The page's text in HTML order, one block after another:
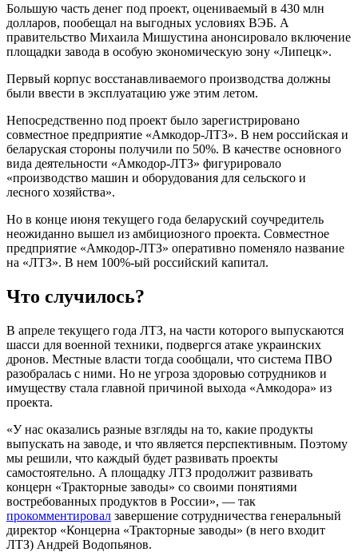
Большую часть денег под проект, оцениваемый в 430 млн
долларов, пообещал на выгодных условиях ВЭБ. А
правительство Михаила Мишустина анонсировало включение
площадки завода в особую экономическую зону «Липецк».
Первый корпус восстанавливаемого производства должны
были ввести в эксплуатацию уже этим летом.
Непосредственно под проект было зарегистрировано
совместное предприятие «Амкодор-ЛТЗ». В нем российская и
беларуская стороны получили по 50%. В качестве основного
вида деятельности «Амкодор-ЛТЗ» фигурировало
«производство машин и оборудования для сельского и
лесного хозяйства».
Но в конце июня текущего года беларуский соучредитель
неожиданно вышел из амбициозного проекта. Совместное
предприятие «Амкодор-ЛТЗ» оперативно поменяло название
на «ЛТЗ». В нем 100%-ый российский капитал.
Что случилось?
В апреле текущего года ЛТЗ, на части которого выпускаются
шасси для военной техники, подвергся атаке украинских
дронов. Местные власти тогда сообщали, что система ПВО
разобралась с ними. Но не угроза здоровью сотрудников и
имуществу стала главной причиной выхода «Амкодора» из
проекта.
«У нас оказались разные взгляды на то, какие продукты
выпускать на заводе, и что является перспективным. Поэтому
мы решили, что каждый будет развивать проекты
самостоятельно. А площадку ЛТЗ продолжит развивать
концерн «Тракторные заводы» со своими понятиями
востребованных продуктов в России», — так
прокомментировал завершение сотрудничества генеральный
директор «Концерна «Тракторные заводы» (в него входит
ЛТЗ) Андрей Водопьянов.